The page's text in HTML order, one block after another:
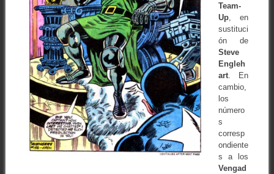
Team-
Up, en
sustituci
ón de
Steve
Engleh
art. En
cambio,
los
número
s
corresp
ondiente
s a los
Vengad